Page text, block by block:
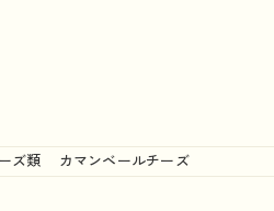
ズ類 カマンベールチーズ